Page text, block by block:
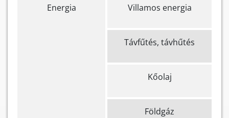
Energia Villamos energia
Távfűtés, távhűtés
Kőolaj
Földgáz